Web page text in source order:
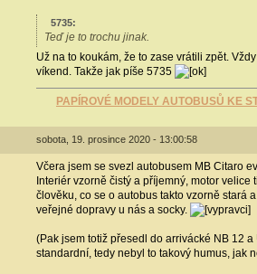
5735:
Teď je to trochu jinak.
Už na to koukám, že to zase vrátili zpět.
víkend. Takže jak píše 5735
PAPÍROVÉ MODELY AUTOBUSŮ KE
sobota, 19. prosince 2020 - 13:00:58
Včera jsem se svezl autobusem MB Citaro
Interiér vzorně čistý a příjemný, motor
člověku, co se o autobus takto vzorně stará
veřejné dopravy u nás a socky.
(Pak jsem totiž přesedl do arrivácké NB 12
standardní, tedy nebyl to takový humus, jak